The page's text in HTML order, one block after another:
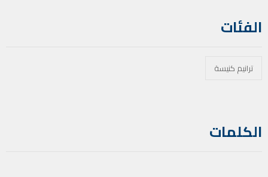
الفئات
ترانيم كنيسة
الكلمات